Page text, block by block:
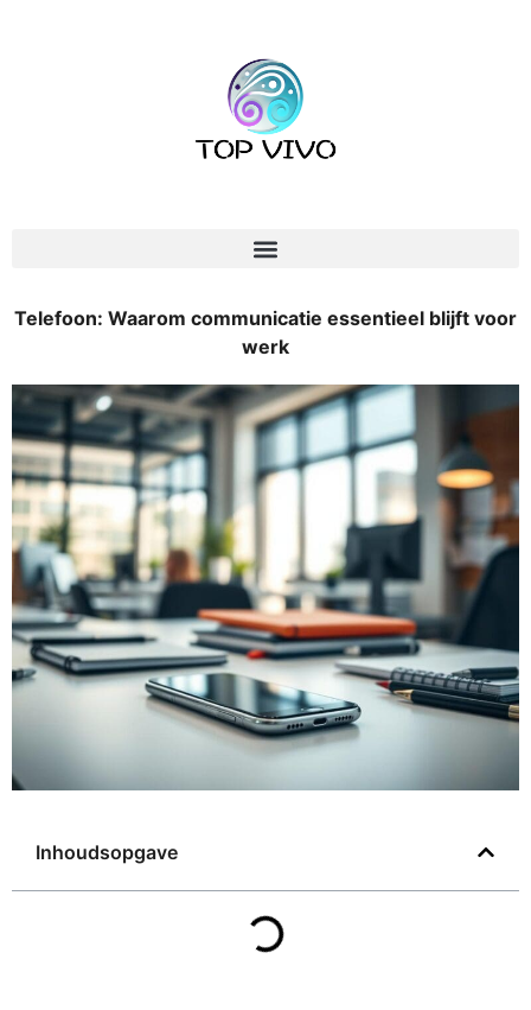
Telefoon: Waarom communicatie essentieel blijft voor
werk
Inhoudsopgave